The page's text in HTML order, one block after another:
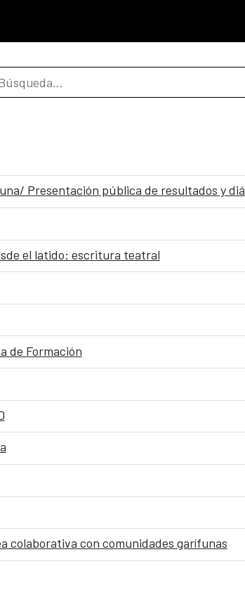
de búsqueda
Presentación pública de resultados y
el latido: escritura teatral
de Formación
colaborativa con comunidades garífunas